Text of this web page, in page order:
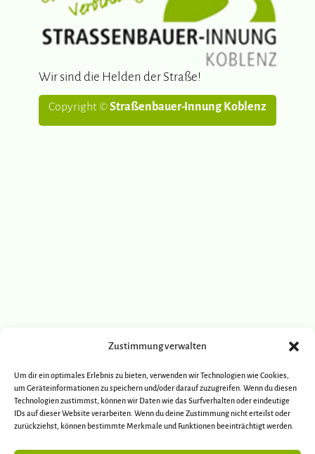
Zustimmung verwalten
Um dir ein optimales Erlebnis zu bieten, verwenden wir Technologien wie Cookies,
um Geräteinformationen zu speichern und/oder darauf zuzugreifen. Wenn du diesen
Technologien zustimmst, können wir Daten wie das Surfverhalten oder eindeutige
IDs auf dieser Website verarbeiten. Wenn du deine Zustimmung nicht erteilst oder
zurückziehst, können bestimmte Merkmale und Funktionen beeinträchtigt werden.
Wir sind die Helden der Straße!
Copyright ©Straßenbauer-Innung Koblenz